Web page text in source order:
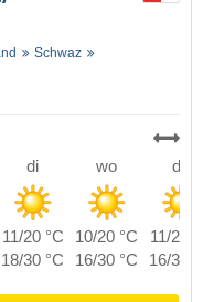
Schwaz
di wo do
11/20 °C 10/20 °C
11/20
18/30 °C 16/30 °C 16/30